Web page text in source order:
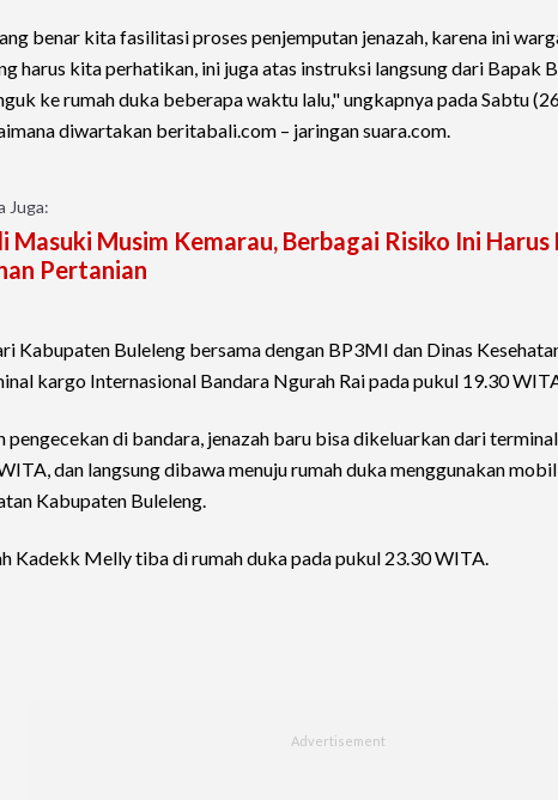
benar kita fasilitasi proses penjemputan jenazah, karena ini
harus kita perhatikan, ini juga atas instruksi langsung dari Bapak
ke rumah duka beberapa waktu lalu," ungkapnya pada Sabtu
diwartakan beritabali.com – jaringan suara.com.
Juga:
Masuki Musim Kemarau, Berbagai Risiko Ini
Pertanian
Kabupaten Buleleng bersama dengan BP3MI dan Dinas
kargo Internasional Bandara Ngurah Rai pada pukul 19.30
pengecekan di bandara, jenazah baru bisa dikeluarkan dari
dan langsung dibawa menuju rumah duka menggunakan
Kabupaten Buleleng.
Kadekk Melly tiba di rumah duka pada pukul 23.30 WITA.